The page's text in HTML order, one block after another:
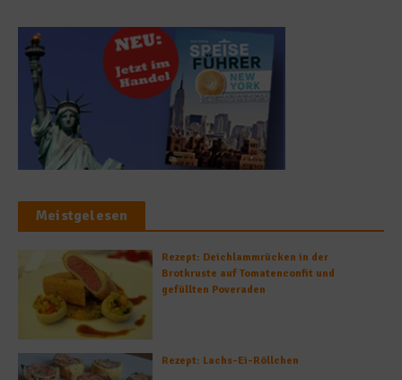
Meistgelesen
Rezept: Deichlammrücken in der
Brotkruste auf Tomatenconfit und
gefüllten Poveraden
Rezept: Lachs-Ei-Röllchen